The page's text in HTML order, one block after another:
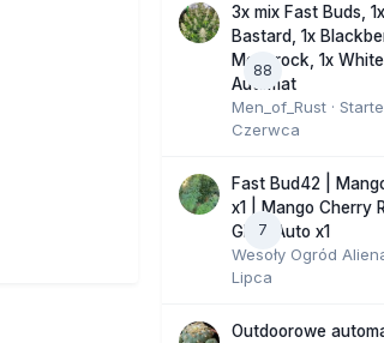
88
3x mix Fast Buds,
Bastard, 1x
Moonrock, 1x
Automat
Men_of_Rust ·
Czerwca
7
Fast Bud42 |
x1 | Mango Cherry
GMO Auto x1
Wesoły Ogród
Lipca
Outdoorowe